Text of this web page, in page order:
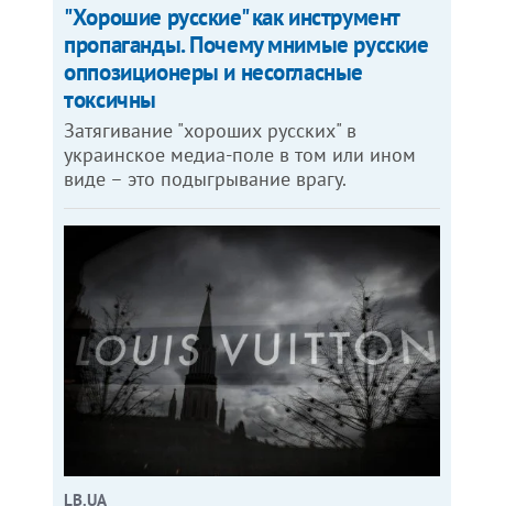
"Хорошие русские" как инструмент
пропаганды. Почему мнимые русские
оппозиционеры и несогласные
токсичны
Затягивание "хороших русских" в
украинское медиа-поле в том или ином
виде – это подыгрывание врагу.
LB.UA